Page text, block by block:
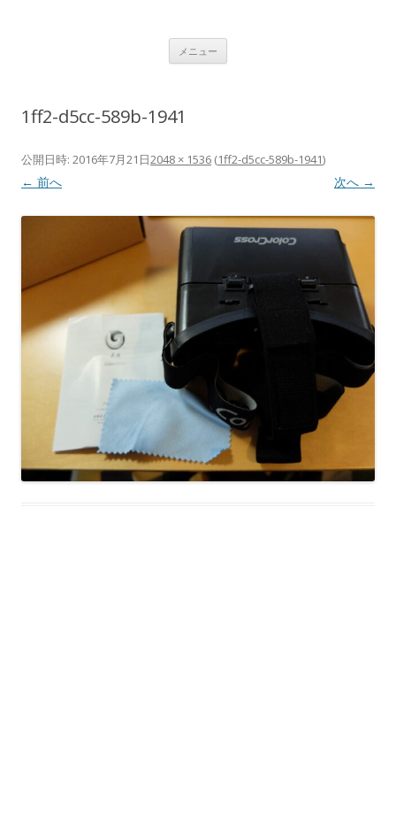
メニュー
プ
1ff2-d5cc-589b-1941
公開日時: 2016年7月21日2048 × 1536 (1ff2-d5cc-589b-1941)
← 前へ 次へ →